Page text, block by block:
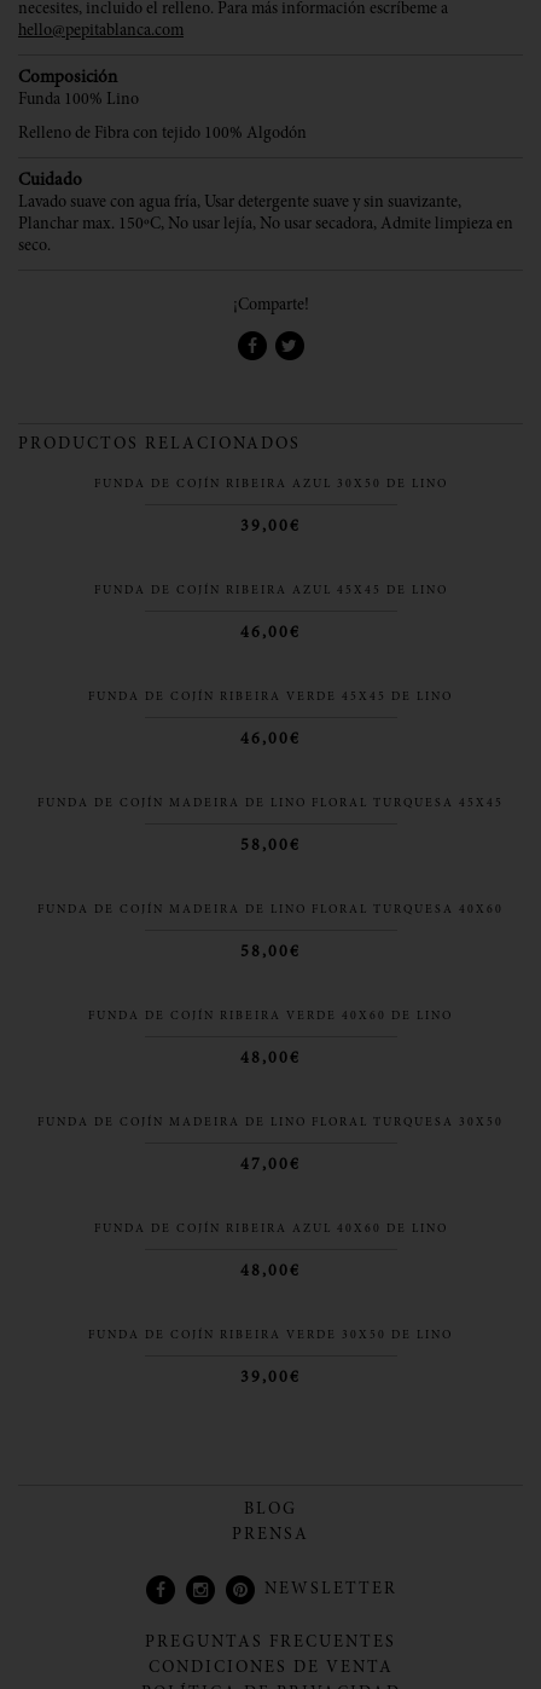
necesites, incluido el relleno. Para más información escríbeme a
hello@pepitablanca.com
Composición
Funda 100% Lino
Relleno de Fibra con tejido 100% Algodón
Cuidado
Lavado suave con agua fría, Usar detergente suave y sin suavizante,
Planchar max. 150ºC, No usar lejía, No usar secadora, Admite limpieza en
seco.
¡Comparte!
PRODUCTOS RELACIONADOS
FUNDA DE COJÍN RIBEIRA AZUL 30X50 DE LINO
39,00€
FUNDA DE COJÍN RIBEIRA AZUL 45X45 DE LINO
46,00€
FUNDA DE COJÍN RIBEIRA VERDE 45X45 DE LINO
46,00€
FUNDA DE COJÍN MADEIRA DE LINO FLORAL TURQUESA 45X45
58,00€
FUNDA DE COJÍN MADEIRA DE LINO FLORAL TURQUESA 40X60
58,00€
FUNDA DE COJÍN RIBEIRA VERDE 40X60 DE LINO
48,00€
FUNDA DE COJÍN MADEIRA DE LINO FLORAL TURQUESA 30X50
47,00€
FUNDA DE COJÍN RIBEIRA AZUL 40X60 DE LINO
48,00€
FUNDA DE COJÍN RIBEIRA VERDE 30X50 DE LINO
39,00€
BLOG
PRENSA
NEWSLETTER
PREGUNTAS FRECUENTES
CONDICIONES DE VENTA